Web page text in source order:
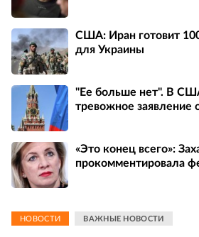
США: Иран готовит
для Украины
"Ее больше нет". В
тревожное заявление
«Это конец всего»:
прокомментировала
НОВОСТИ ВАЖНЫЕ НОВОСТИ